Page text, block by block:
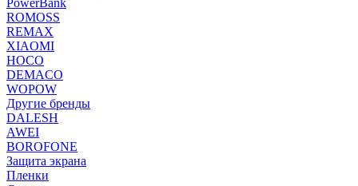
PowerBank
ROMOSS
REMAX
XIAOMI
HOCO
DEMACO
WOPOW
Другие бренды
DALESH
AWEI
BOROFONE
Защита экрана
Пленки